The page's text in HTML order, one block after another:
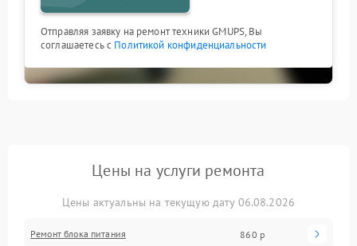
Отправляя заявку на ремонт техники GMUPS, Вы
соглашаетесь с Политикой конфиденциальности
Цены на услуги ремонта
Цены актуальны на текущую дату 06.08.2026
Ремонт блока питания 860 р